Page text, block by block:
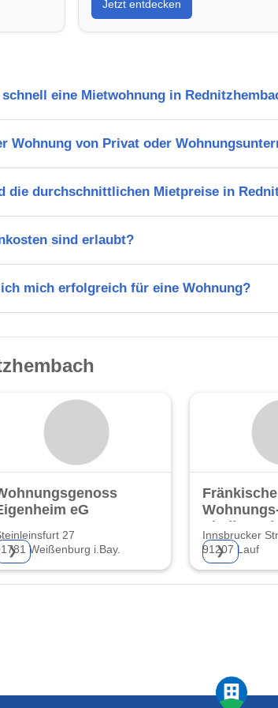
Jetzt entdecken
eine Mietwohnung in
Wohnung von Privat oder
die durchschnittlichen Mietpreise in
sind erlaubt?
mich erfolgreich für eine Wohnung?
eG
27
Weißenburg i.Bay.
❯
GmbH
Innsbrucker
91207 Lauf
❯